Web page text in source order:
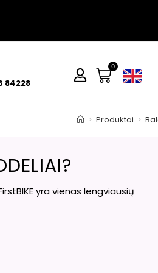
84228
0
> Produktai >
yra vienas lengviausių